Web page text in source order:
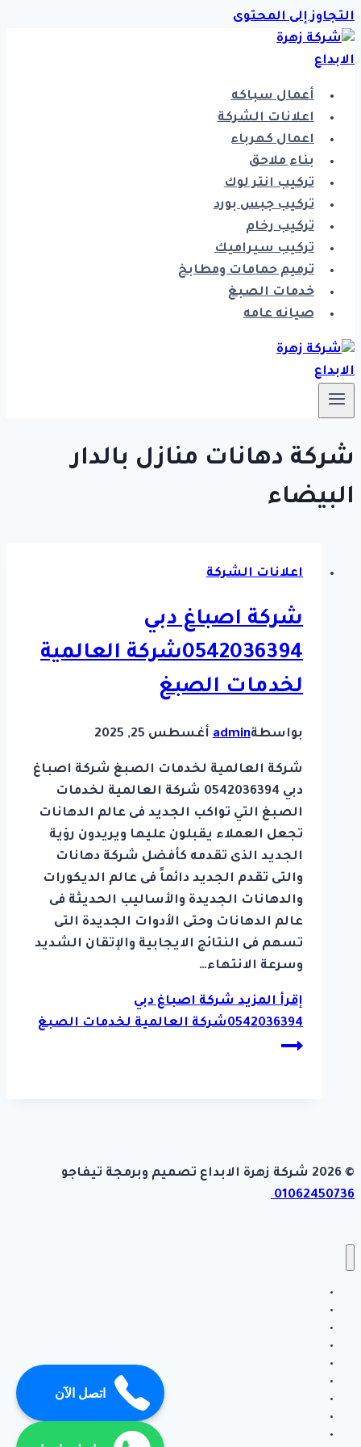
التجاوز إلى المحتوى
أعمال سباكه
اعلانات الشركة
اعمال كهرباء
بناء ملاحق
تركيب انتر لوك
تركيب جبس بورد
تركيب رخام
تركيب سيراميك
ترميم حمامات ومطابخ
خدمات الصبغ
صيانه عامه
شركة دهانات منازل بالدار
البيضاء
اعلانات الشركة
شركة اصباغ دبي
0542036394شركة العالمية
لخدمات الصبغ
بواسطةadmin أغسطس 25, 2025
شركة العالمية لخدمات الصبغ شركة اصباغ
دبي 0542036394 شركة العالمية لخدمات
الصبغ التي تواكب الجديد فى عالم الدهانات
تجعل العملاء يقبلون عليها ويريدون رؤية
الجديد الذى تقدمه كأفضل شركة دهانات
والتى تقدم الجديد دائماً فى عالم الديكورات
والدهانات الجديدة والأساليب الحديثة فى
عالم الدهانات وحتى الأدوات الجديدة التى
تسهم فى النتائج الايجابية والإتقان الشديد
وسرعة الانتهاء…
إقرأ المزيدشركة اصباغ دبي
0542036394شركة العالمية لخدمات الصبغ
© 2026 شركة زهرة الابداع تصميم وبرمجة تيفاجو
01062450736
اتصل الآن